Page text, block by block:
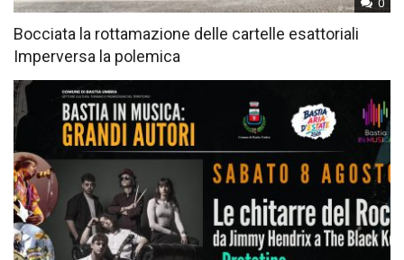
0
Bocciata la rottamazione delle cartelle esattoriali
Imperversa la polemica